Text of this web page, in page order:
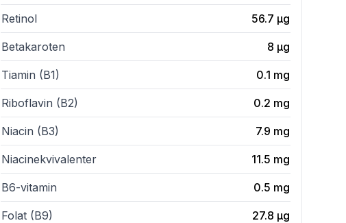
Retinol 56.7 µg
Betakaroten 8 µg
Tiamin (B1) 0.1 mg
Riboflavin (B2) 0.2 mg
Niacin (B3) 7.9 mg
Niacinekvivalenter 11.5 mg
B6-vitamin 0.5 mg
Folat (B9) 27.8 µg